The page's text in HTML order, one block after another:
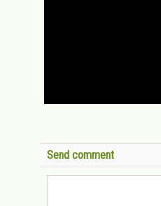
Send comment